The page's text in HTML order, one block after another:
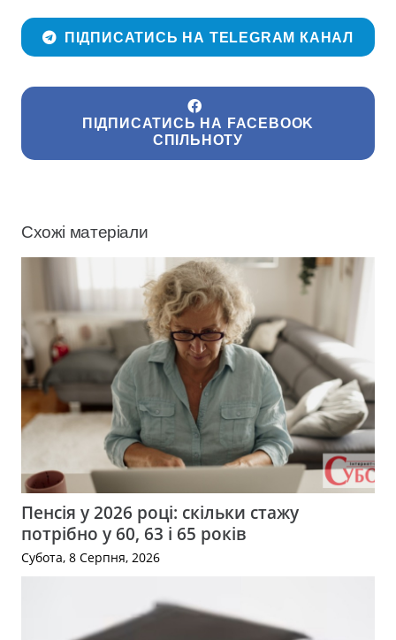
ПІДПИСАТИСЬ НА TELEGRAM КАНАЛ
ПІДПИСАТИСЬ НА FACEBOOK
СПІЛЬНОТУ
Схожі матеріали
Пенсія у 2026 році: скільки стажу
потрібно у 60, 63 і 65 років
Субота, 8 Серпня, 2026